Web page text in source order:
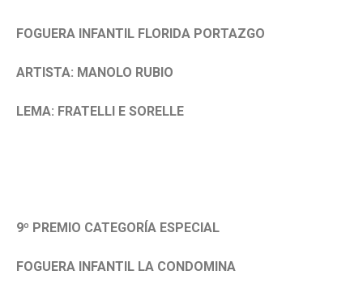
FOGUERA INFANTIL FLORIDA PORTAZGO
ARTISTA: MANOLO RUBIO
LEMA: FRATELLI E SORELLE
9º PREMIO CATEGORÍA ESPECIAL
FOGUERA INFANTIL LA CONDOMINA